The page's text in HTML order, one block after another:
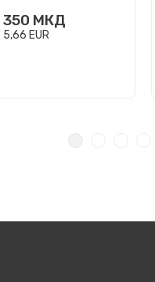
350 МКД
5,66 EUR